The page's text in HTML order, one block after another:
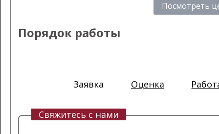
Посмотреть
Порядок работы
Заявка Оценка
Свяжитесь с нами